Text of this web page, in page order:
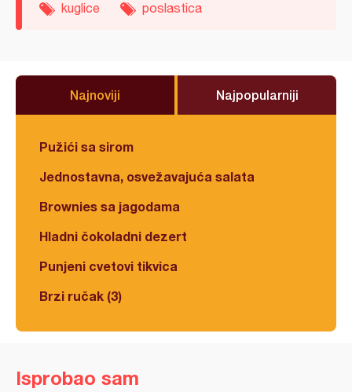
kuglice
poslastica
Najnoviji Najpopularniji
Pužići sa sirom
Jednostavna, osvežavajuća salata
Brownies sa jagodama
Hladni čokoladni dezert
Punjeni cvetovi tikvica
Brzi ručak (3)
Isprobao sam